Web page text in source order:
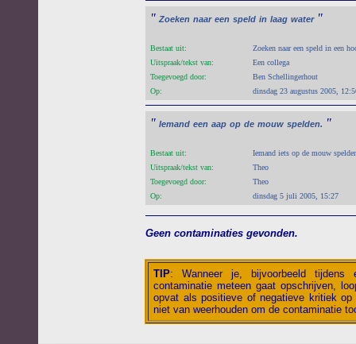
" Zoeken naar een speld in laag water "
Bestaat uit:
Zoeken naar een speld in een
Uitspraak/tekst van:
Een collega
Toegevoegd door:
Ben Schellingerhout
Op:
dinsdag 23 augustus 2005,
" Iemand een aap op de mouw spelden. "
Bestaat uit:
Iemand iets op de mouw
Uitspraak/tekst van:
Theo
Toegevoegd door:
Theo
Op:
dinsdag 5 juli 2005, 15:27
Geen contaminaties gevonden.
TIP: Wanneer je, bijvoorbeeld tijdens
contaminatie meteen gaat opschrijven,
opvat als positieve of negatieve kritiek
niet van weerhouden om de contaminatie